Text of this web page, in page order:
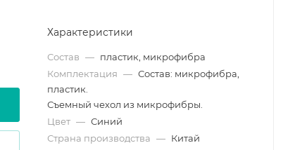
Характеристики
Состав — пластик, микрофибра
Комплектация — Состав: микрофибра,
пластик.
Съемный чехол из микрофибры.
Цвет — Синий
Страна производства — Китай